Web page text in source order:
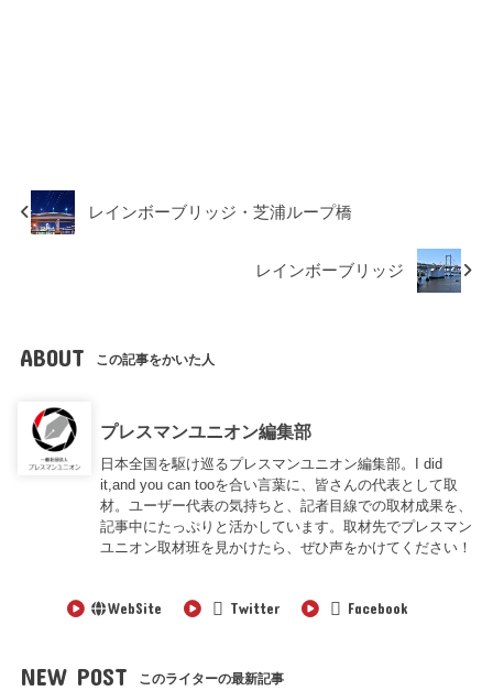
レインボーブリッジ・芝浦ループ橋
レインボーブリッジ
ABOUT この記事をかいた人
プレスマンユニオン編集部
日本全国を駆け巡るプレスマンユニオン編集部。I did
it,and you can tooを合い言葉に、皆さんの代表として取
材。ユーザー代表の気持ちと、記者目線での取材成果を、
記事中にたっぷりと活かしています。取材先でプレスマン
ユニオン取材班を見かけたら、ぜひ声をかけてください！
WebSite Twitter Facebook
NEW POST このライターの最新記事